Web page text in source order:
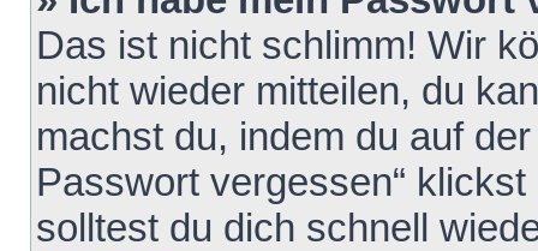
Das ist nicht schlimm! Wir
nicht wieder mitteilen, du
machst du, indem du auf
Passwort vergessen“
solltest du dich schnell